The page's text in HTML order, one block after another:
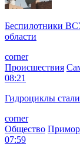
Беспилотники
области
corner
Происшествия
08:21
Гидроциклы
corner
Общество
07:59